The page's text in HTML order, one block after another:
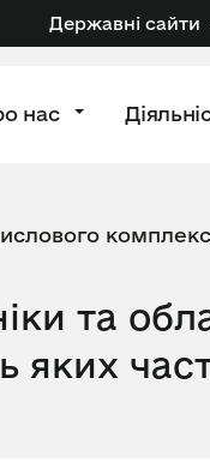
Державні сайти
нас
та
яких